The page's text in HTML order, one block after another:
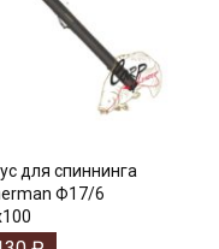
для спиннинга
Ф17/6